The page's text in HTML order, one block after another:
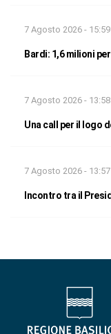
7 Agosto 2026 - 15:59
Bardi: 1,6 milioni
7 Agosto 2026 - 13:58
Una call per il logo
7 Agosto 2026 - 13:57
Incontro tra il